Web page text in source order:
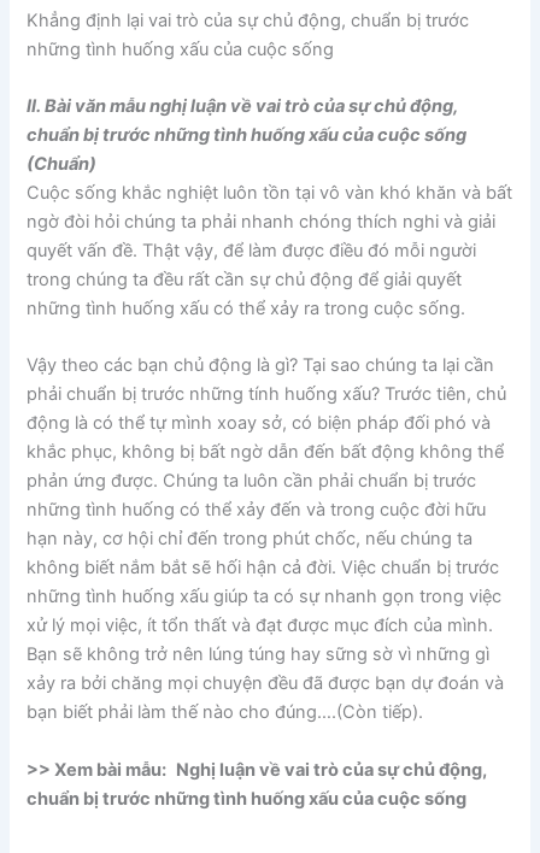
Khẳng định lại vai trò của sự chủ động, chuẩn bị trước
những tình huống xấu của cuộc sống
II. Bài văn mẫu nghị luận về vai trò của sự chủ động,
chuẩn bị trước những tình huống xấu của cuộc sống
(Chuẩn)
Cuộc sống khắc nghiệt luôn tồn tại vô vàn khó khăn và bất
ngờ đòi hỏi chúng ta phải nhanh chóng thích nghi và giải
quyết vấn đề. Thật vậy, để làm được điều đó mỗi người
trong chúng ta đều rất cần sự chủ động để giải quyết
những tình huống xấu có thể xảy ra trong cuộc sống.
Vậy theo các bạn chủ động là gì? Tại sao chúng ta lại cần
phải chuẩn bị trước những tính huống xấu? Trước tiên, chủ
động là có thể tự mình xoay sở, có biện pháp đối phó và
khắc phục, không bị bất ngờ dẫn đến bất động không thể
phản ứng được. Chúng ta luôn cần phải chuẩn bị trước
những tình huống có thể xảy đến và trong cuộc đời hữu
hạn này, cơ hội chỉ đến trong phút chốc, nếu chúng ta
không biết nắm bắt sẽ hối hận cả đời. Việc chuẩn bị trước
những tình huống xấu giúp ta có sự nhanh gọn trong việc
xử lý mọi việc, ít tổn thất và đạt được mục đích của mình.
Bạn sẽ không trở nên lúng túng hay sững sờ vì những gì
xảy ra bởi chăng mọi chuyện đều đã được bạn dự đoán và
bạn biết phải làm thế nào cho đúng….(Còn tiếp).
>> Xem bài mẫu: Nghị luận về vai trò của sự chủ động,
chuẩn bị trước những tình huống xấu của cuộc sống